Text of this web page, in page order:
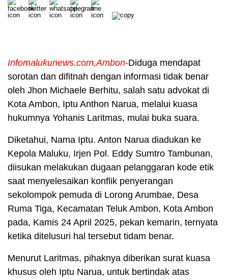
Infomalukunews.com,Ambon-Diduga mendapat
sorotan dan difitnah dengan informasi tidak benar
oleh Jhon Michaele Berhitu, salah satu advokat di
Kota Ambon, Iptu Anthon Narua, melalui kuasa
hukumnya Yohanis Laritmas, mulai buka suara.
Diketahui, Nama Iptu. Anton Narua diadukan ke
Kepola Maluku, Irjen Pol. Eddy Sumtro Tambunan,
diisukan melakukan dugaan pelanggaran kode etik
saat menyelesaikan konflik penyerangan
sekolompok pemuda di Lorong Arumbae, Desa
Ruma Tiga, Kecamatan Teluk Ambon, Kota Ambon
pada, Kamis 24 April 2025, pekan kemarin, ternyata
ketika ditelusuri hal tersebut tidam benar.
Menurut Laritmas, pihaknya diberikan surat kuasa
khusus oleh Iptu Narua, untuk bertindak atas